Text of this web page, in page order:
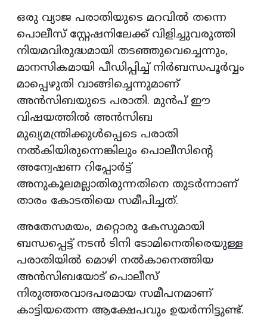
ഒരു വ്യാജ പരാതിയുടെ മറവിൽ തന്നെ
പൊലീസ് സ്റ്റേഷനിലേക്ക് വിളിച്ചുവരുത്തി
നിയമവിരുദ്ധമായി തടഞ്ഞുവെച്ചെന്നും,
മാനസികമായി പീഡിപ്പിച്ച് നിർബന്ധപൂർവ്വം
മാപ്പെഴുതി വാങ്ങിച്ചെന്നുമാണ്
അൻസിബയുടെ പരാതി. മുൻപ് ഈ
വിഷയത്തിൽ അൻസിബ
മുഖ്യമന്ത്രിക്കുൾപ്പെടെ പരാതി
നൽകിയിരുന്നെങ്കിലും പൊലീസിന്റെ
അന്വേഷണ റിപ്പോർട്ട്
അനുകൂലമല്ലാതിരുന്നതിനെ തുടർന്നാണ്
താരം കോടതിയെ സമീപിച്ചത്.
അതേസമയം, മറ്റൊരു കേസുമായി
ബന്ധപ്പെട്ട് നടൻ ടിനി ടോമിനെതിരെയുള്ള
പരാതിയിൽ മൊഴി നൽകാനെത്തിയ
അൻസിബയോട് പൊലീസ്
നിരുത്തരവാദപരമായ സമീപനമാണ്
കാട്ടിയതെന്ന ആക്ഷേപവും ഉയർന്നിട്ടുണ്ട്.